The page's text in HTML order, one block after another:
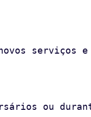
serviços e
ou